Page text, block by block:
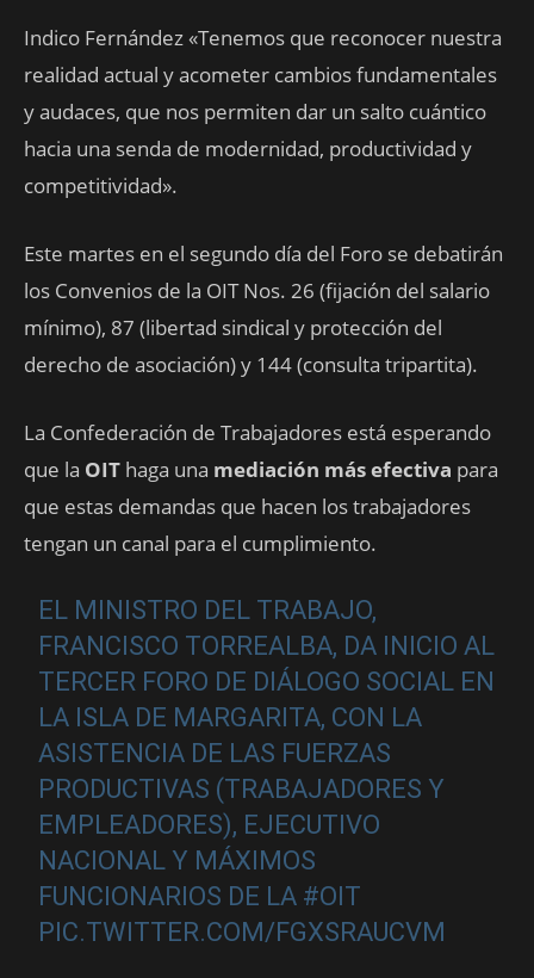
Indico Fernández «Tenemos que reconocer nuestra
realidad actual y acometer cambios fundamentales
y audaces, que nos permiten dar un salto cuántico
hacia una senda de modernidad, productividad y
competitividad».
Este martes en el segundo día del Foro se debatirán
los Convenios de la OIT Nos. 26 (fijación del salario
mínimo), 87 (libertad sindical y protección del
derecho de asociación) y 144 (consulta tripartita).
La Confederación de Trabajadores está esperando
que la OIT haga una mediación más efectiva para
que estas demandas que hacen los trabajadores
tengan un canal para el cumplimiento.
EL MINISTRO DEL TRABAJO,
FRANCISCO TORREALBA, DA INICIO AL
TERCER FORO DE DIÁLOGO SOCIAL EN
LA ISLA DE MARGARITA, CON LA
ASISTENCIA DE LAS FUERZAS
PRODUCTIVAS (TRABAJADORES Y
EMPLEADORES), EJECUTIVO
NACIONAL Y MÁXIMOS
FUNCIONARIOS DE LA #OIT
PIC.TWITTER.COM/FGXSRAUCVM